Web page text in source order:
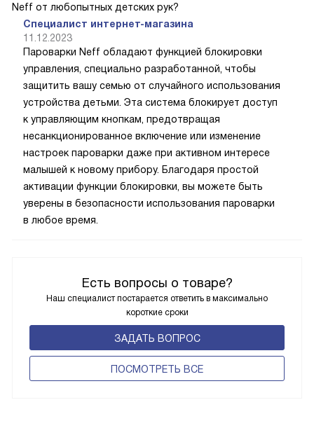
Есть вопросы о товаре?
Наш специалист постарается ответить в максимально
короткие сроки
ЗАДАТЬ ВОПРОС
ПОCМОТРЕТЬ ВСЕ
Neff от любопытных детских рук?
Специалист интернет-магазина
11.12.2023
Пароварки Neff обладают функцией блокировки
управления, специально разработанной, чтобы
защитить вашу семью от случайного использования
устройства детьми. Эта система блокирует доступ
к управляющим кнопкам, предотвращая
несанкционированное включение или изменение
настроек пароварки даже при активном интересе
малышей к новому прибору. Благодаря простой
активации функции блокировки, вы можете быть
уверены в безопасности использования пароварки
в любое время.